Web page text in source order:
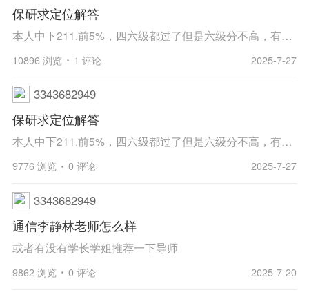
保研求定位解答
本人中下211.前5%，四六级都过了但是六级分不高，有两个省赛和一个大创，有机会去吗，主要是一直联系不到北邮老师，均已读不回。现在不知道干什么，求解答
10896 浏览 1 评论 2025-7-27
3343682949
保研求定位解答
本人中下211.前5%，四六级都过了但是六级分不高，有两个省赛和一个大创，有机会去吗，主要是一直联系不到北邮老师，均已读不回。现在不知道干什么，求解答
9776 浏览 0 评论 2025-7-27
3343682949
通信李静林老师怎么样
或者有没有学长学姐推荐一下导师
9862 浏览 0 评论 2025-7-20